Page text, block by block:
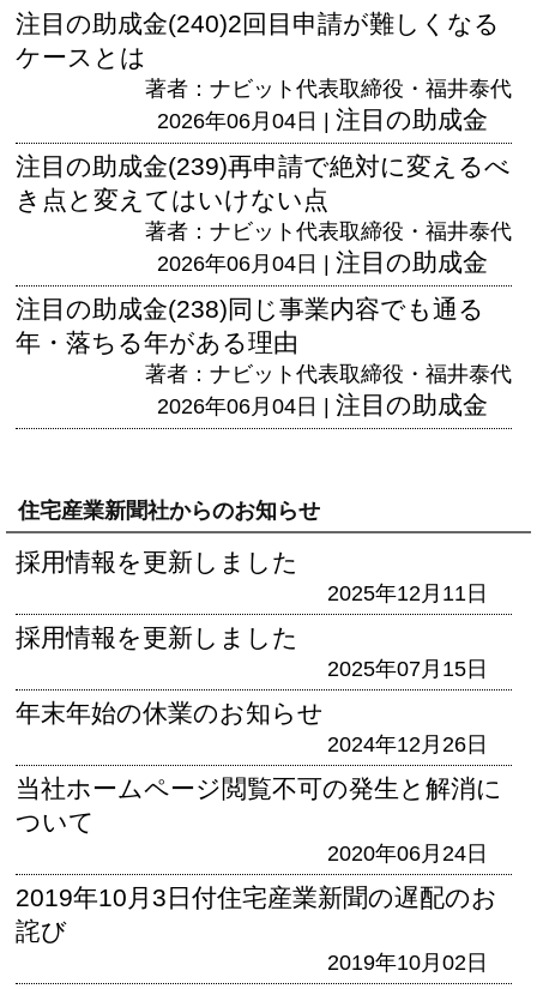
注目の助成金(240)2回目申請が難しくなる
ケースとは
著者：ナビット代表取締役・福井泰代
2026年06月04日 | 注目の助成金
注目の助成金(239)再申請で絶対に変えるべ
き点と変えてはいけない点
著者：ナビット代表取締役・福井泰代
2026年06月04日 | 注目の助成金
注目の助成金(238)同じ事業内容でも通る
年・落ちる年がある理由
著者：ナビット代表取締役・福井泰代
2026年06月04日 | 注目の助成金
住宅産業新聞社からのお知らせ
採用情報を更新しました
2025年12月11日
採用情報を更新しました
2025年07月15日
年末年始の休業のお知らせ
2024年12月26日
当社ホームページ閲覧不可の発生と解消に
ついて
2020年06月24日
2019年10月3日付住宅産業新聞の遅配のお
詫び
2019年10月02日